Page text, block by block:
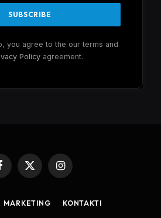
you agree to the our terms and
Policyagreement.
X
Instagram
MARKETING KONTAKTI